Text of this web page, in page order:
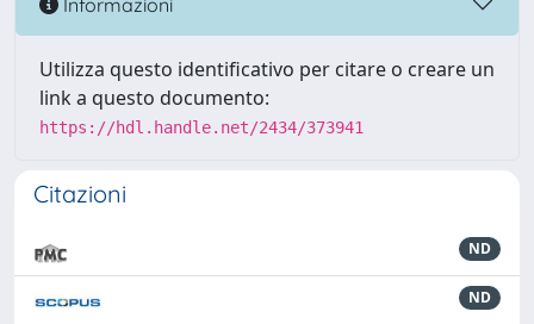
Utilizza questo identificativo per citare o creare un
link a questo documento:
https://hdl.handle.net/2434/373941
Citazioni
ND
ND